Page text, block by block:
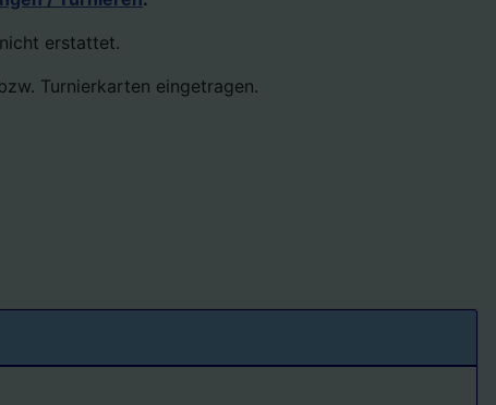
nicht erstattet.
Turnierkarten eingetragen.